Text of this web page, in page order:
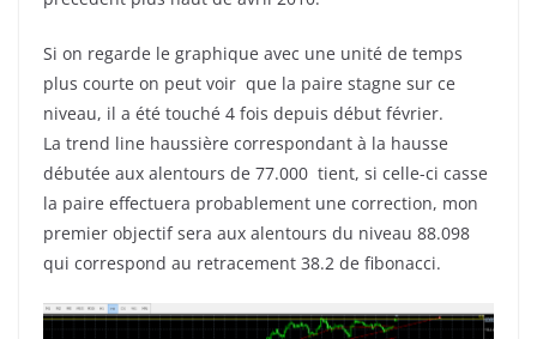
Si on regarde le graphique avec une unité de temps
plus courte on peut voir que la paire stagne sur ce
niveau, il a été touché 4 fois depuis début février.
La trend line haussière correspondant à la hausse
débutée aux alentours de 77.000 tient, si celle-ci casse
la paire effectuera probablement une correction, mon
premier objectif sera aux alentours du niveau 88.098
qui correspond au retracement 38.2 de fibonacci.